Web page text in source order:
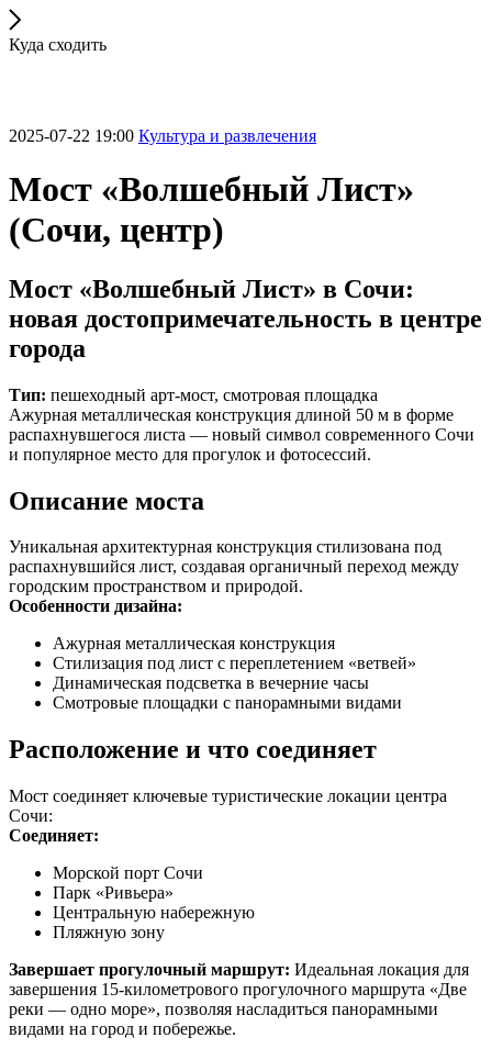
Куда сходить
2025-07-22 19:00 Культура и развлечения
Мост «Волшебный Лист»
(Сочи, центр)
Мост «Волшебный Лист» в Сочи:
новая достопримечательность в центре
города
Тип: пешеходный арт-мост, смотровая площадка
Ажурная металлическая конструкция длиной 50 м в форме
распахнувшегося листа — новый символ современного Сочи
и популярное место для прогулок и фотосессий.
Описание моста
Уникальная архитектурная конструкция стилизована под
распахнувшийся лист, создавая органичный переход между
городским пространством и природой.
Особенности дизайна:
Ажурная металлическая конструкция
Стилизация под лист с переплетением «ветвей»
Динамическая подсветка в вечерние часы
Смотровые площадки с панорамными видами
Расположение и что соединяет
Мост соединяет ключевые туристические локации центра
Сочи:
Соединяет:
Морской порт Сочи
Парк «Ривьера»
Центральную набережную
Пляжную зону
Завершает прогулочный маршрут: Идеальная локация для
завершения 15-километрового прогулочного маршрута «Две
реки — одно море», позволяя насладиться панорамными
видами на город и побережье.